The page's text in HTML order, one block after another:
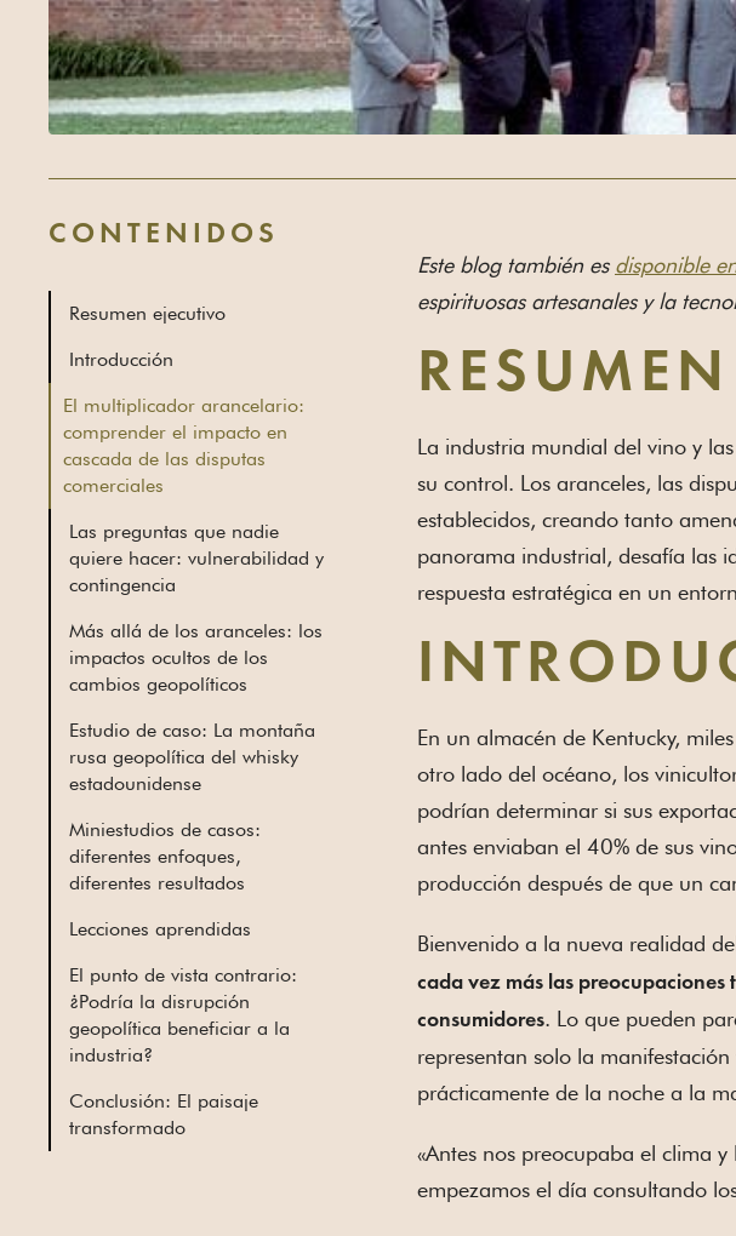
CONTENIDOS
Resumen ejecutivo
Introducción
El multiplicador arancelario:
comprender el impacto en
cascada de las disputas
comerciales
Las preguntas que nadie
quiere hacer: vulnerabilidad y
contingencia
Más allá de los aranceles: los
impactos ocultos de los
cambios geopolíticos
Estudio de caso: La montaña
rusa geopolítica del whisky
estadounidense
Miniestudios de casos:
diferentes enfoques,
diferentes resultados
Lecciones aprendidas
El punto de vista contrario:
¿Podría la disrupción
geopolítica beneficiar a la
industria?
Conclusión: El paisaje
transformado
Este blog también es disponible
espirituosas artesanales y la
La industria mundial del vino y
su control. Los aranceles, las
establecidos, creando tanto
panorama industrial, desafía las
respuesta estratégica en un
En un almacén de Kentucky,
otro lado del océano, los
podrían determinar si sus
antes enviaban el 40% de sus
producción después de que un
Bienvenido a la nueva realidad
cada vez más las
consumidores. Lo que pueden
representan solo la
prácticamente de la noche a la
«Antes nos preocupaba el clima
empezamos el día consultando